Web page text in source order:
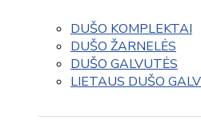
DUŠO KOMPLEKTAI
DUŠO ŽARNELĖS
DUŠO GALVUTĖS
LIETAUS DUŠO